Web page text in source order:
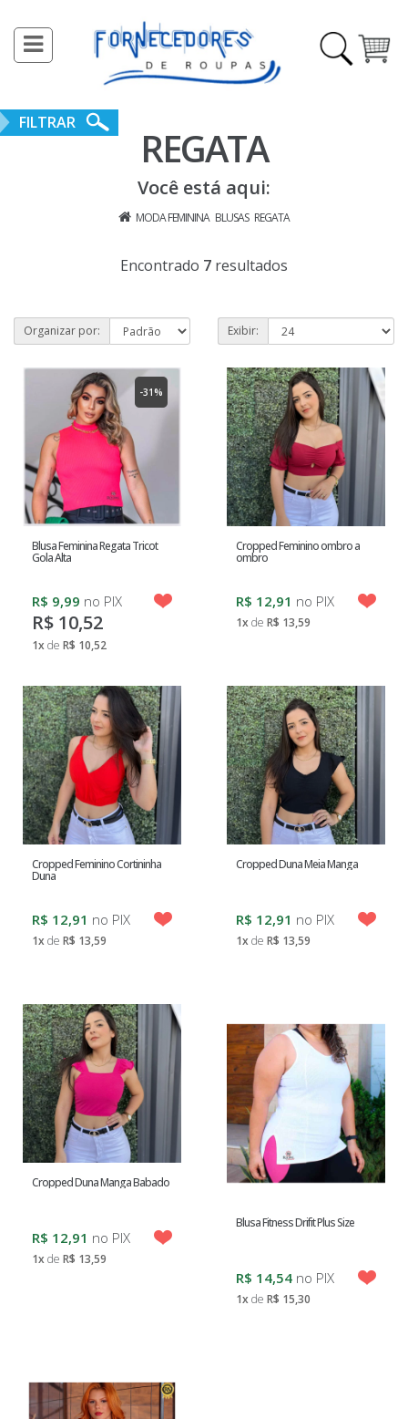
toggle
navigation
Acessar
MASCULINA
INFANTIL
MASCULINA
MODA
INFANTIL
FEMININA
MODA
BEBÊ
ACESSÓRIOS
MODA
PLUS
SIZE
PRAIA
INFANTO
JUVENIL
MODA
INVERNO
MODA
EVANGÉLICA
REGATA
Você está aqui:
MODA FEMININA BLUSAS REGATA
Encontrado 7 resultados
Organizar por: Exibir:
Blusa Feminina Regata Tricot
Gola Alta
-31%
R$ 9,99 no PIX
R$ 10,52
1xde R$ 10,52
Cropped Feminino ombro a
ombro
R$ 12,91 no PIX
1xde R$ 13,59
Cropped Feminino Cortininha
Duna
R$ 12,91 no PIX
1xde R$ 13,59
Cropped Duna Meia Manga
R$ 12,91 no PIX
1xde R$ 13,59
Cropped Duna Manga Babado
R$ 12,91 no PIX
1xde R$ 13,59
Blusa Fitness Drifit Plus Size
R$ 14,54 no PIX
1xde R$ 15,30
FILTRAR